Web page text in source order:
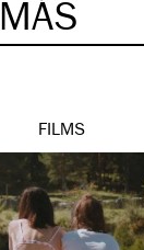
MÁS
FILMS